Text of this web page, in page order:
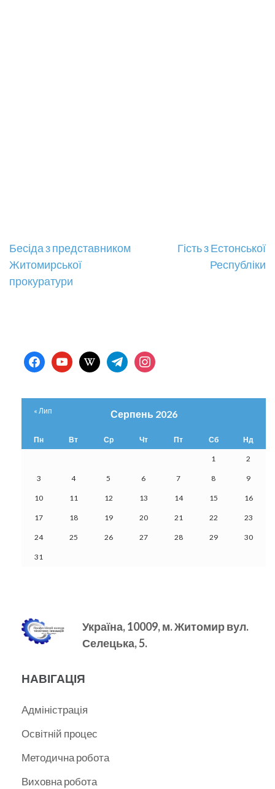
Навігація
записів
Бесіда з представником
Житомирської
прокуратури
Гість з Естонської
Республіки
facebookyoutubewikipediatelegraminstagram
Серпень 2026
Пн Вт Ср Чт Пт Сб Нд
1 2
3 4 5 6 7 8 9
10 11 12 13 14 15 16
17 18 19 20 21 22 23
24 25 26 27 28 29 30
31
« Лип
Україна, 10009, м.Житомир вул.
Селецька, 5.
НАВІГАЦІЯ
Адміністрація
Освітній процес
Методична робота
Виховна робота